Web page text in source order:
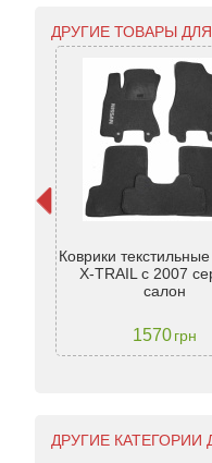
ДРУГИЕ ТОВАРЫ ДЛЯ
Коврики
X-TRAIL с 2007
салон
1570 грн
ДРУГИЕ КАТЕГОРИИ